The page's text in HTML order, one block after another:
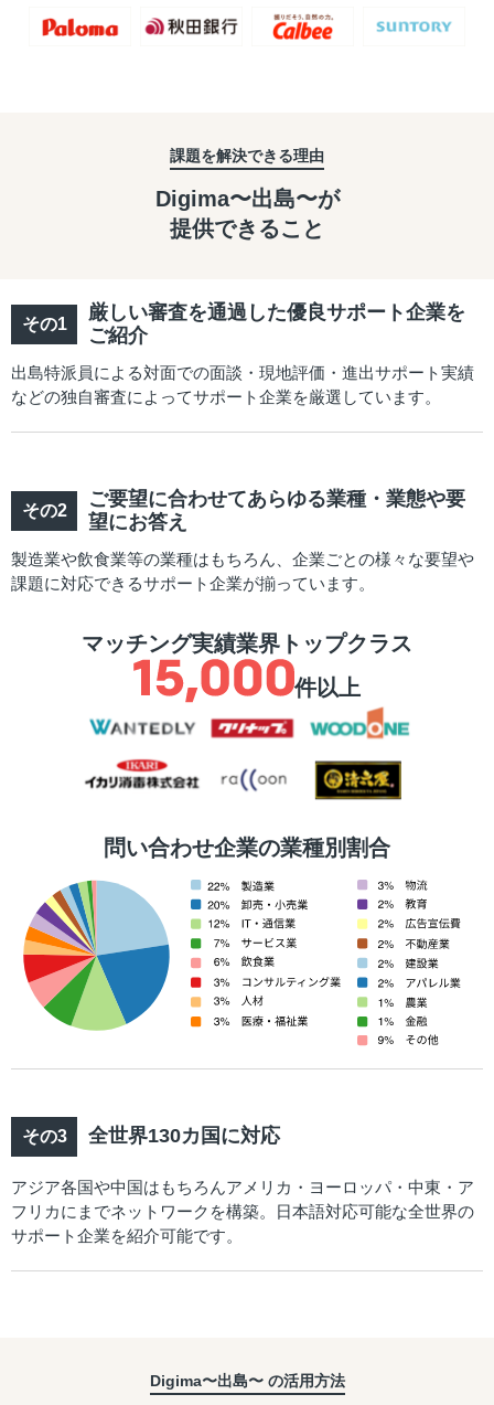
課題を解決できる理由
Digima〜出島〜が
提供できること
厳しい審査を通過した優良サポート企業を
ご紹介
出島特派員による対面での面談・現地評価・進出サポート実績
などの独自審査によってサポート企業を厳選しています。
ご要望に合わせてあらゆる業種・業態や要
望にお答え
製造業や飲食業等の業種はもちろん、企業ごとの様々な要望や
課題に対応できるサポート企業が揃っています。
マッチング実績業界トップクラス
件以上
問い合わせ企業の業種別割合
全世界130カ国に対応
アジア各国や中国はもちろんアメリカ・ヨーロッパ・中東・ア
フリカにまでネットワークを構築。日本語対応可能な全世界の
サポート企業を紹介可能です。
Digima〜出島〜 の活用方法